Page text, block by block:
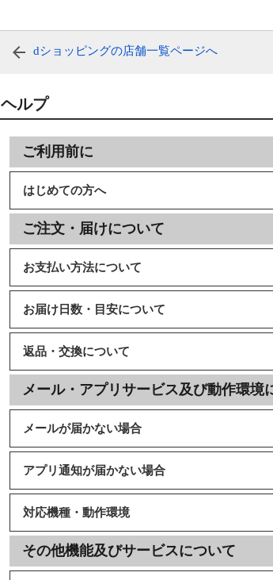
dショッピングの店舗一覧ページへ
ヘルプ
ご利用前に
はじめての方へ
ご注文・届けについて
お支払い方法について
お届け日数・目安について
返品・交換について
メール・アプリサービス及び動作環境
メールが届かない場合
アプリ通知が届かない場合
対応機種・動作環境
その他機能及びサービスについて